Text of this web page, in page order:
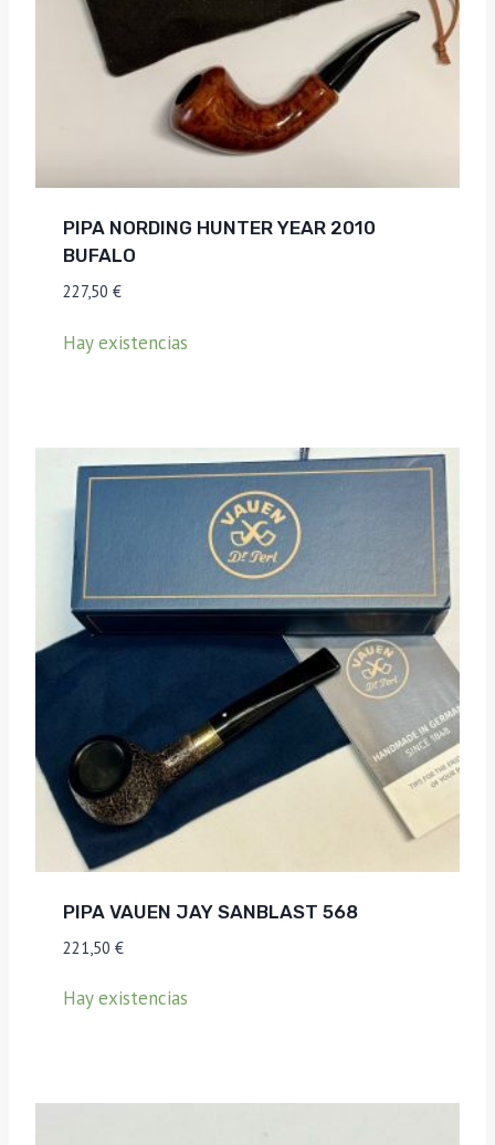
PIPA NORDING HUNTER YEAR 2010
BUFALO
227,50 €
Hay existencias
PIPA VAUEN JAY SANBLAST 568
221,50 €
Hay existencias